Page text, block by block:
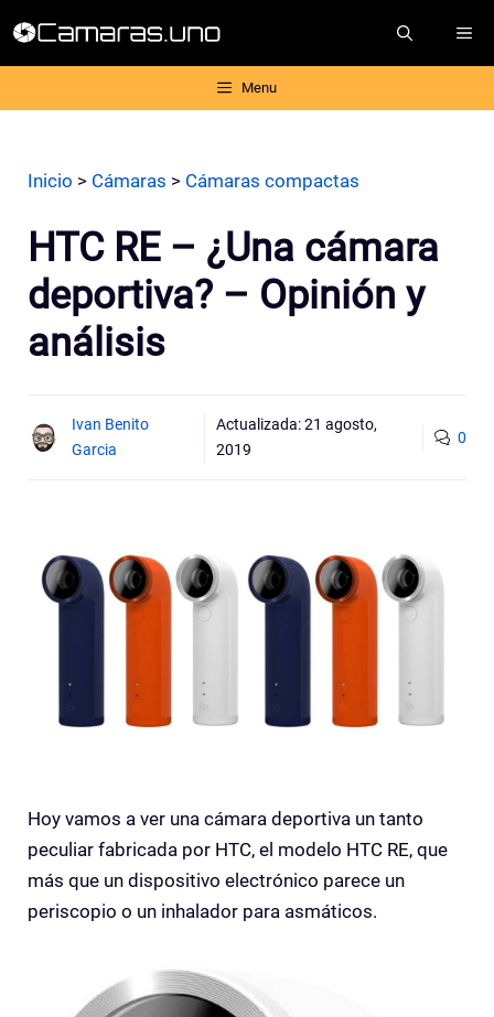
Menu
Inicio > Cámaras > Cámaras compactas
HTC RE – ¿Una cámara
deportiva? – Opinión y
análisis
Ivan Benito
Garcia
Actualizada:21 agosto,
2019
0
Hoy vamos a ver una cámara deportiva un tanto
peculiar fabricada por HTC, el modelo HTC RE, que
más que un dispositivo electrónico parece un
periscopio o un inhalador para asmáticos.